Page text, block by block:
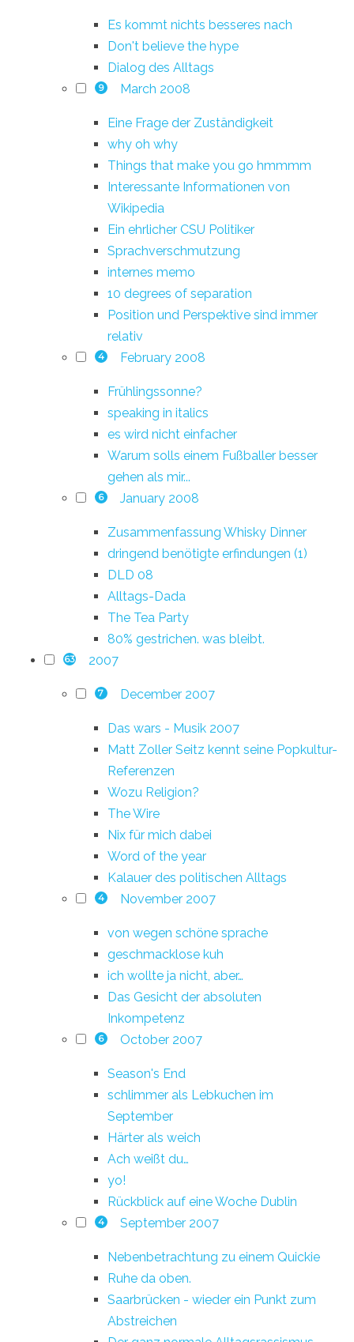
Es kommt nichts besseres nach
Don't believe the hype
Dialog des Alltags
9 March 2008
Eine Frage der Zuständigkeit
why oh why
Things that make you go hmmmm
Interessante Informationen von
Wikipedia
Ein ehrlicher CSU Politiker
Sprachverschmutzung
internes memo
10 degrees of separation
Position und Perspektive sind immer
relativ
4 February 2008
Frühlingssonne?
speaking in italics
es wird nicht einfacher
Warum solls einem Fußballer besser
gehen als mir...
6 January 2008
Zusammenfassung Whisky Dinner
dringend benötigte erfindungen (1)
DLD 08
Alltags-Dada
The Tea Party
80% gestrichen. was bleibt.
63 2007
7 December 2007
Das wars - Musik 2007
Matt Zoller Seitz kennt seine Popkultur-
Referenzen
Wozu Religion?
The Wire
Nix für mich dabei
Word of the year
Kalauer des politischen Alltags
4 November 2007
von wegen schöne sprache
geschmacklose kuh
ich wollte ja nicht, aber…
Das Gesicht der absoluten
Inkompetenz
6 October 2007
Season's End
schlimmer als Lebkuchen im
September
Härter als weich
Ach weißt du…
yo!
Rückblick auf eine Woche Dublin
4 September 2007
Nebenbetrachtung zu einem Quickie
Ruhe da oben.
Saarbrücken - wieder ein Punkt zum
Abstreichen